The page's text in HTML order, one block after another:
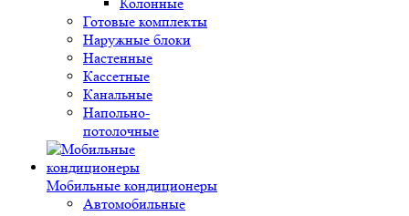
Готовые комплекты
Наружные блоки
Настенные
Кассетные
Канальные
Напольно-
потолочные
Мобильные кондиционеры
Автомобильные